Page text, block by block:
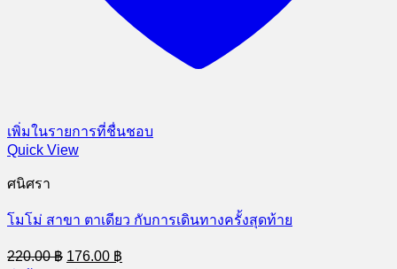
เพิ่มในรายการที่ชื่นชอบ
Quick View
ศนิศรา
โมโม่ สาขา ตาเดียว กับการเดินทางครั้งสุดท้าย
220.00฿ Original
176.00 ฿